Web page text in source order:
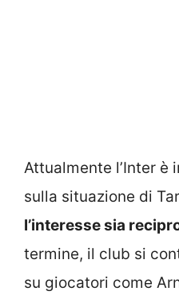
Attualmente l’Inter è
sulla situazione di
l’interesse sia
termine, il club si
su giocatori come